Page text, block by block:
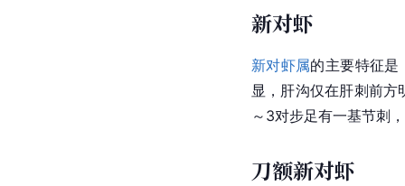
新对虾
新对虾属的主要特征是
显，肝沟仅在肝刺前
～3对步足有一基节刺
刀额新对虾